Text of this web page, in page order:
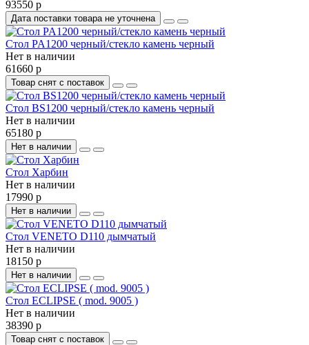
93550 р
Дата поставки товара не уточнена
Стол PA1200 черный/стекло камень черный
Нет в наличии
61660 р
Товар снят с поставок
Стол BS1200 черный/стекло камень черный
Нет в наличии
65180 р
Нет в наличии
Стол Харбин
Нет в наличии
17990 р
Нет в наличии
Стол VENETO D110 дымчатый
Нет в наличии
18150 р
Нет в наличии
Стол ECLIPSE ( mod. 9005 )
Нет в наличии
38390 р
Товар снят с поставок